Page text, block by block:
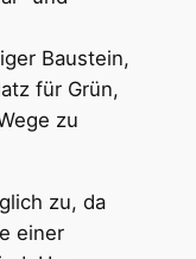
Baustein,
für Grün,
zu
zu, da
einer